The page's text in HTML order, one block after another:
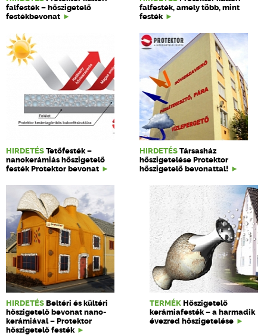
falfesték – hőszigetelő
festékbevonat
falfesték, amely több, mint
festék
HIRDETÉS Tetőfesték –
nanokerámiás hőszigetelő
festék Protektor bevonat
HIRDETÉS Társasház
hőszigetelése Protektor
hőszigetelő bevonattal!
HIRDETÉS Beltéri és kültéri
hőszigetelő bevonat nano-
kerámiával – Protektor
hőszigetelő festék
TERMÉK Hőszigetelő
kerámiafesték – a harmadik
évezred hőszigetelése